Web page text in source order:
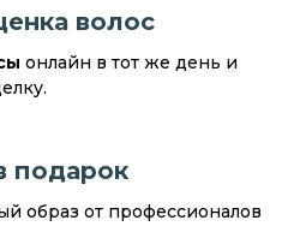
волос
онлайн в тот же день и
подарок
образ от профессионалов